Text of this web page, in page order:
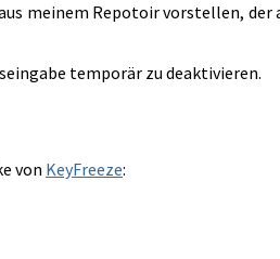
meinem Repotoir vorstellen,
temporär zu deaktivieren.
von KeyFreeze: